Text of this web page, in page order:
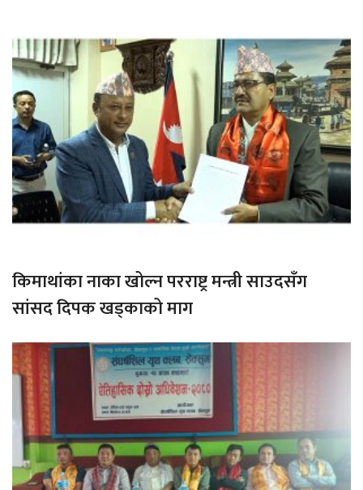
किमाथांका नाका खोल्न परराष्ट्र मन्त्री साउदसँग
सांसद दिपक खड्काको माग